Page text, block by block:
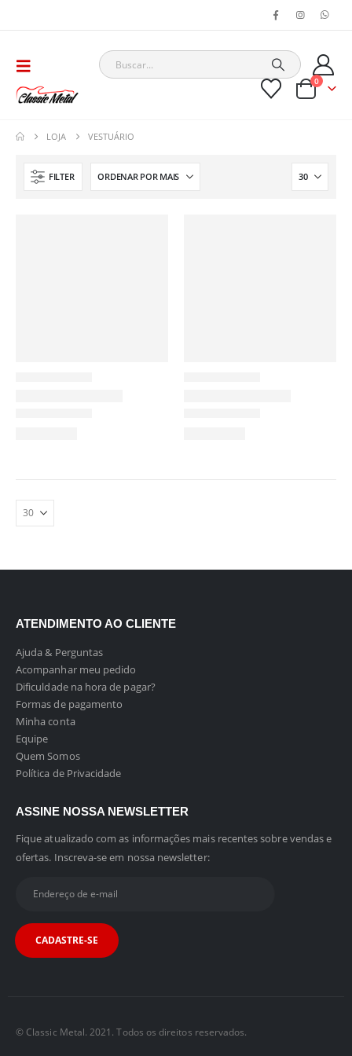
0
LOJA VESTUÁRIO
FILTER
ATENDIMENTO AO CLIENTE
Ajuda & Perguntas
Acompanhar meu pedido
Dificuldade na hora de pagar?
Formas de pagamento
Minha conta
Equipe
Quem Somos
Política de Privacidade
ASSINE NOSSA NEWSLETTER
Fique atualizado com as informações mais recentes sobre vendas e
ofertas. Inscreva-se em nossa newsletter:
© Classic Metal. 2021. Todos os direitos reservados.